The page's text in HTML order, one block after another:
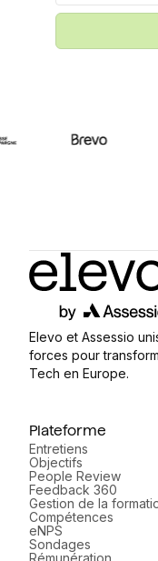
Elevo et Assessio
forces pour
Tech en Europe.
Plateforme
Entretiens
Objectifs
People Review
Feedback 360
Gestion de la
Compétences
eNPS
Sondages